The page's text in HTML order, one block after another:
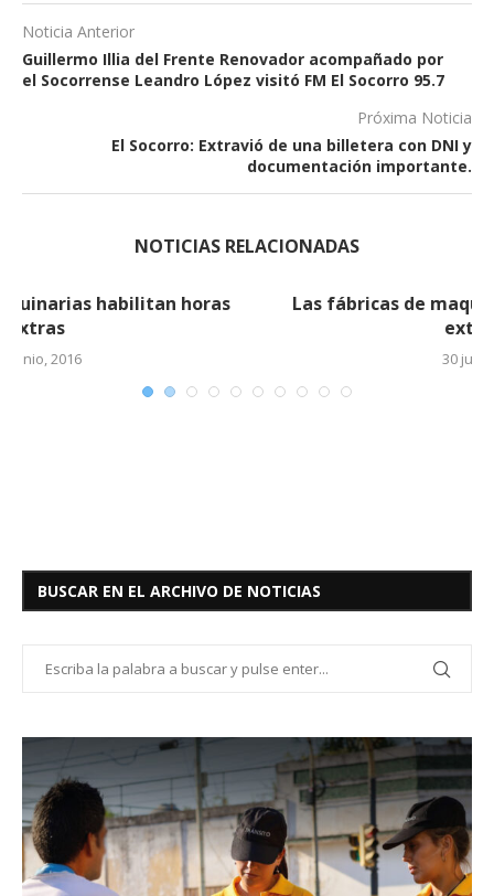
Noticia Anterior
Guillermo Illia del Frente Renovador acompañado por
el Socorrense Leandro López visitó FM El Socorro 95.7
Próxima Noticia
El Socorro: Extravió de una billetera con DNI y
documentación importante.
NOTICIAS RELACIONADAS
Las fábricas de maquinarias habilitan horas
BUSCAR EN EL ARCHIVO DE NOTICIAS